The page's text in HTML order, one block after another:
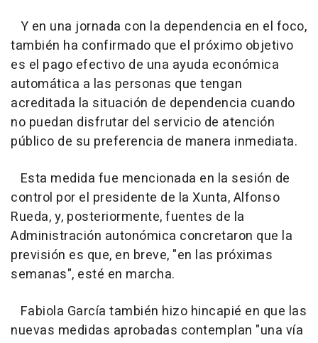
Y en una jornada con la dependencia en el foco,
también ha confirmado que el próximo objetivo
es el pago efectivo de una ayuda económica
automática a las personas que tengan
acreditada la situación de dependencia cuando
no puedan disfrutar del servicio de atención
público de su preferencia de manera inmediata.
Esta medida fue mencionada en la sesión de
control por el presidente de la Xunta, Alfonso
Rueda, y, posteriormente, fuentes de la
Administración autonómica concretaron que la
previsión es que, en breve, "en las próximas
semanas", esté en marcha.
Fabiola García también hizo hincapié en que las
nuevas medidas aprobadas contemplan "una vía